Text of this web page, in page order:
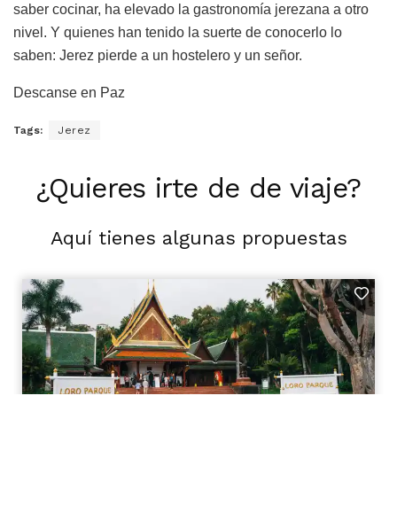
saber cocinar, ha elevado la gastronomía jerezana a otro
nivel. Y quienes han tenido la suerte de conocerlo lo
saben: Jerez pierde a un hostelero y un señor.
Descanse en Paz
Tags: Jerez
¿Quieres irte de de viaje?
Aquí tienes algunas propuestas